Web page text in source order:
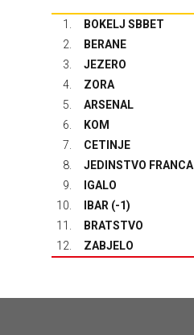
1. BOKELJ SBBET
2.
BERANE
3.
JEZERO
4.
ZORA
5.
ARSENAL
6.
KOM
7.
CETINJE
8.
JEDINSTVO FRANCA
9.
IGALO
10.
IBAR (-1)
11.
BRATSTVO
12.
ZABJELO